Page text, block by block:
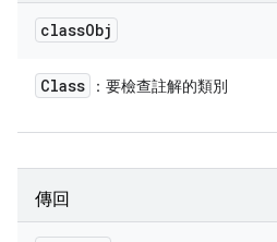
classObj
Class ：要檢查註解的類別
傳回